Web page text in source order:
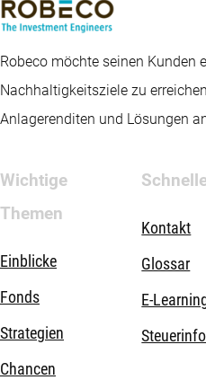
Robeco möchte seinen Kunden
Nachhaltigkeitsziele zu
Anlagerenditen und Lösungen
Wichtige
Themen
Einblicke
Fonds
Strategien
Chancen
Kontakt
Glossar
E-